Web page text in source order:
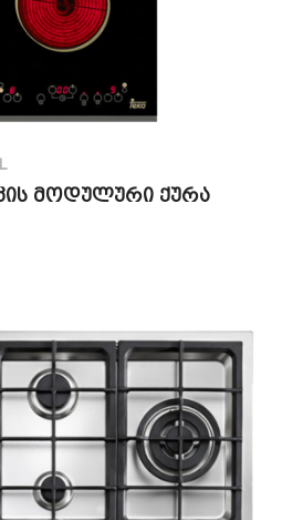
მოდულური ქურა